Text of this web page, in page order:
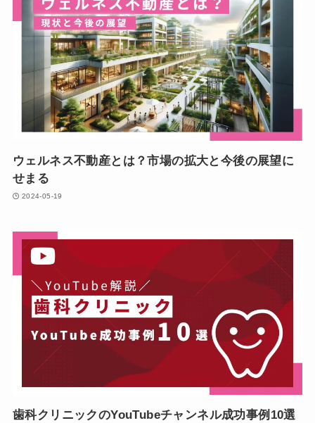
ウェルネス不動産とは？市場の拡大と今後の展望に
せまる
2024-05-19
歯科クリニックのYouTubeチャンネル成功事例10選